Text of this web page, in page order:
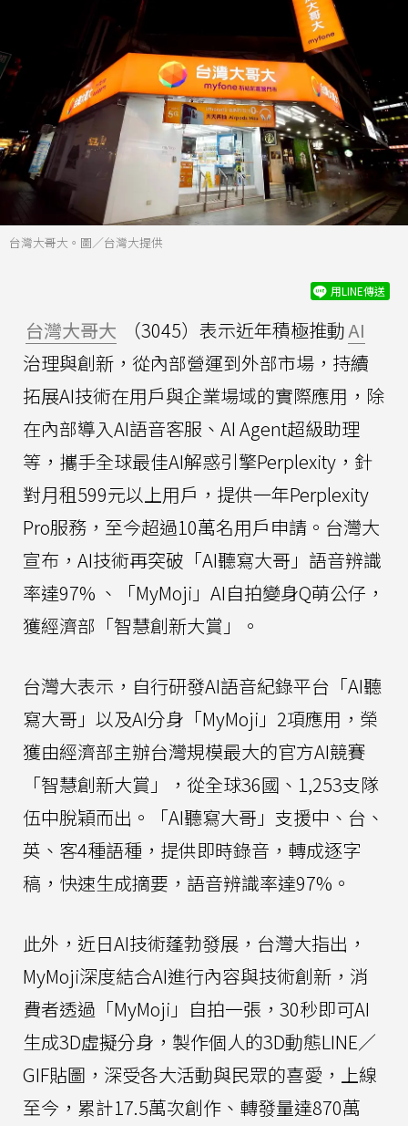
台灣大哥大。圖／台灣大提供
用LINE傳送
台灣大哥大 （3045）表示近年積極推動AI
治理與創新，從內部營運到外部市場，持續
拓展AI技術在用戶與企業場域的實際應用，除
在內部導入AI語音客服、AI Agent超級助理
等，攜手全球最佳AI解惑引擎Perplexity，針
對月租599元以上用戶，提供一年Perplexity
Pro服務，至今超過10萬名用戶申請。台灣大
宣布，AI技術再突破「AI聽寫大哥」語音辨識
率達97% 、「MyMoji」AI自拍變身Q萌公仔，
獲經濟部「智慧創新大賞」。
台灣大表示，自行研發AI語音紀錄平台「AI聽
寫大哥」以及AI分身「MyMoji」2項應用，榮
獲由經濟部主辦台灣規模最大的官方AI競賽
「智慧創新大賞」，從全球36國、1,253支隊
伍中脫穎而出。「AI聽寫大哥」支援中、台、
英、客4種語種，提供即時錄音，轉成逐字
稿，快速生成摘要，語音辨識率達97%。
此外，近日AI技術蓬勃發展，台灣大指出，
MyMoji深度結合AI進行內容與技術創新，消
費者透過「MyMoji」自拍一張，30秒即可AI
生成3D虛擬分身，製作個人的3D動態LINE／
GIF貼圖，深受各大活動與民眾的喜愛，上線
至今，累計17.5萬次創作、轉發量達870萬